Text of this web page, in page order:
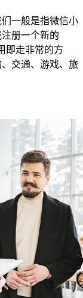
一般是指微信小
册一个新的
即走非常的方
交通、游戏、旅